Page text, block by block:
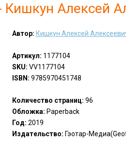
Алексей
Автор: Кишкун Алексей
Артикул: 1177104
SKU: VV1177104
ISBN: 9785970451748
Количество страниц: 96
Обложка: Paperback
Год: 2019
Издательство: Гэотар-